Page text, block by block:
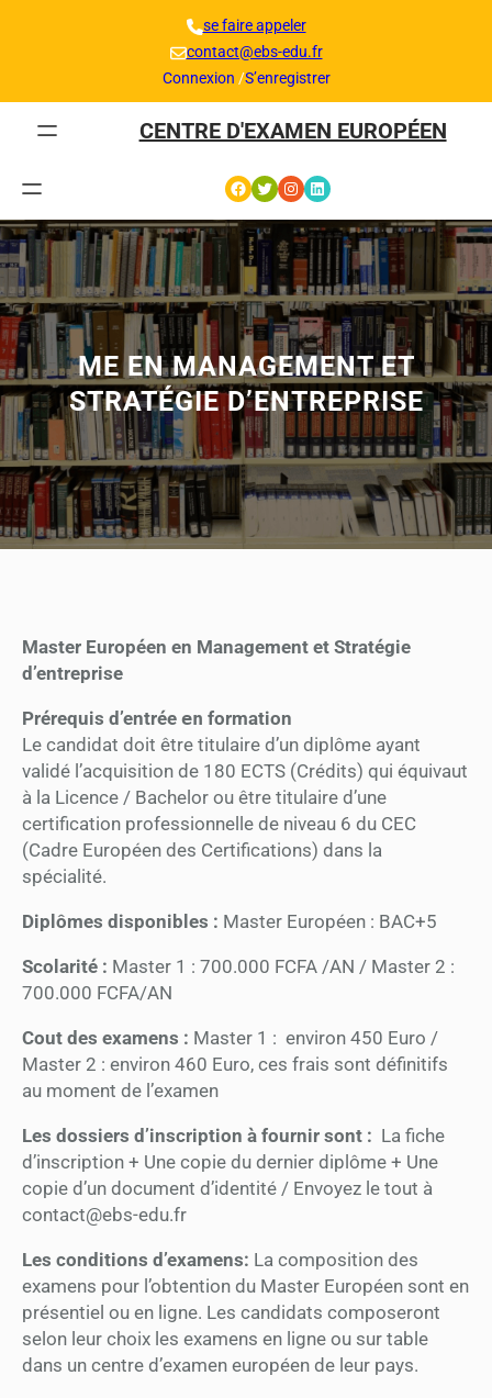
se faire appeler
contact@ebs-edu.fr
Connexion /S’enregistrer
CENTRE D'EXAMEN EUROPÉEN
Facebook Twitter Instagram LinkedIn
ME EN MANAGEMENT ET
STRATÉGIE D’ENTREPRISE
Master Européen en Management et Stratégie
d’entreprise
Prérequis d’entrée en formation
Le candidat doit être titulaire d’un diplôme ayant
validé l’acquisition de 180 ECTS (Crédits) qui équivaut
à la Licence / Bachelor ou être titulaire d’une
certification professionnelle de niveau 6 du CEC
(Cadre Européen des Certifications) dans la
spécialité.
Diplômes disponibles : Master Européen : BAC+5
Scolarité : Master 1 : 700.000 FCFA /AN / Master 2 :
700.000 FCFA/AN
Cout des examens : Master 1 : environ 450 Euro /
Master 2 : environ 460 Euro, ces frais sont définitifs
au moment de l’examen
Les dossiers d’inscription à fournir sont : La fiche
d’inscription + Une copie du dernier diplôme + Une
copie d’un document d’identité / Envoyez le tout à
contact@ebs-edu.fr
Les conditions d’examens: La composition des
examens pour l’obtention du Master Européen sont en
présentiel ou en ligne. Les candidats composeront
selon leur choix les examens en ligne ou sur table
dans un centre d’examen européen de leur pays.